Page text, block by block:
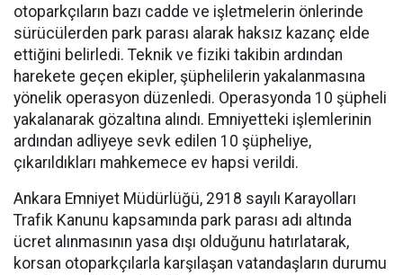
otoparkçıların bazı cadde ve işletmelerin önlerinde
sürücülerden park parası alarak haksız kazanç elde
ettiğini belirledi. Teknik ve fiziki takibin ardından
harekete geçen ekipler, şüphelilerin yakalanmasına
yönelik operasyon düzenledi. Operasyonda 10 şüpheli
yakalanarak gözaltına alındı. Emniyetteki işlemlerinin
ardından adliyeye sevk edilen 10 şüpheliye,
çıkarıldıkları mahkemece ev hapsi verildi.
Ankara Emniyet Müdürlüğü, 2918 sayılı Karayolları
Trafik Kanunu kapsamında park parası adı altında
ücret alınmasının yasa dışı olduğunu hatırlatarak,
korsan otoparkçılarla karşılaşan vatandaşların durumu